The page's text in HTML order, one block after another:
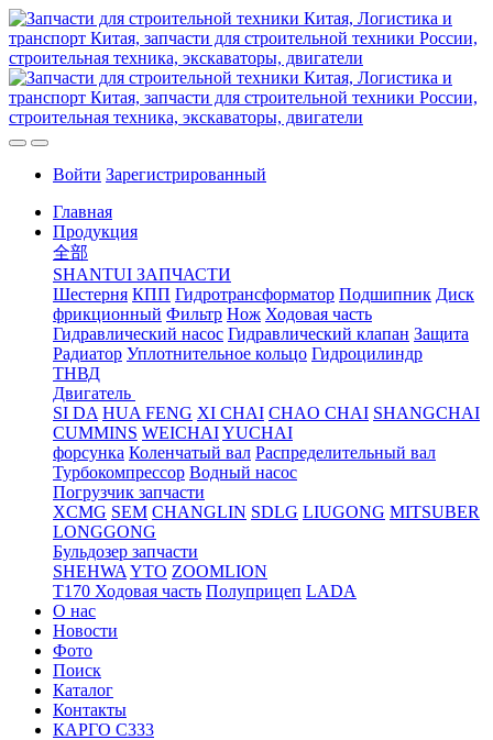
Войти Зарегистрированный
Главная
Продукция
全部
SHANTUI ЗАПЧАСТИ
Шестерня КПП Гидротрансформатор Подшипник Диск
фрикционный Фильтр Нож Ходовая часть
Гидравлический насос Гидравлический клапан Защита
Радиатор Уплотнительное кольцо Гидроцилиндр
ТНВД
Двигатель
SI DA HUA FENG XI CHAI CHAO CHAI SHANGCHAI
CUMMINS WEICHAIYUCHAI
форсунка Коленчатый вал Распределительный вал
Турбокомпрессор Водный насос
Погрузчик запчасти
XCMG SEM CHANGLIN SDLG LIUGONG MITSUBER
LONGGONG
Бульдозер запчасти
SHEHWA YTO ZOOMLION
T170 Ходовая часть Полуприцеп LADA
О нас
Новости
Фото
Поиск
Каталог
Контакты
КАРГО С333